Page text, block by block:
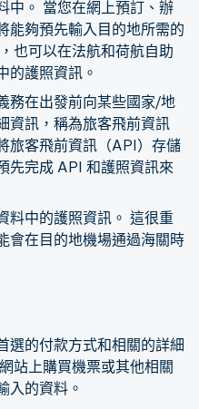
中。 當您在網上預訂、辦
能夠預先輸入目的地所需的
也可以在法航和荷航自助
的護照資訊。
務在出發前向某些國家/地
資訊，稱為旅客飛前資訊
旅客飛前資訊（API）存儲
先完成 API 和護照資訊來
料中的護照資訊。 這很重
會在目的地機場通過海關時
選的付款方式和相關的詳細
站上購買機票或其他相關
入的資料。